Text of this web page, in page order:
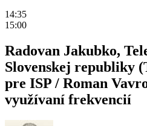
14:35
15:00
Radovan Jakubko,
Slovenskej republiky
pre ISP / Roman
využívaní frekvencií